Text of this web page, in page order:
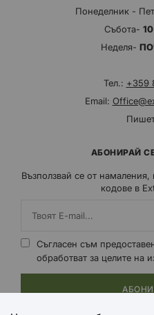
Понеделник -
Събота-
Неделя-
Тел.: +359
Email:
АБОНИРАЙ
Възползвай се от
кодове в
Съгласен съм
обработват за целите на